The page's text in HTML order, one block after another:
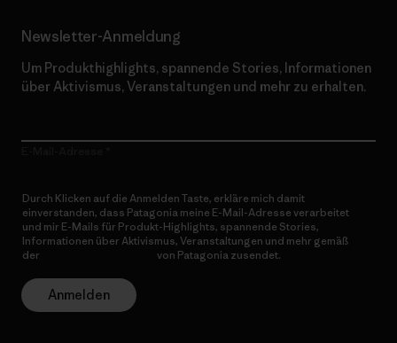
Newsletter-Anmeldung
Um Produkthighlights, spannende Stories, Informationen
über Aktivismus, Veranstaltungen und mehr zu erhalten.
Durch Klicken auf die Anmelden Taste, erkläre mich damit
einverstanden, dass Patagonia meine E-Mail-Adresse verarbeitet
und mir E-Mails für Produkt-Highlights, spannende Stories,
Informationen über Aktivismus, Veranstaltungen und mehr gemäß
der
von Patagonia zusendet.
Anmelden